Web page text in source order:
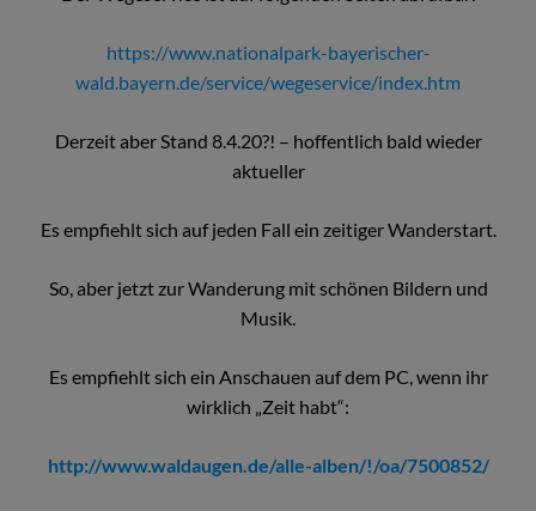
https://www.nationalpark-bayerischer-
wald.bayern.de/service/wegeservice/index.htm
Derzeit aber Stand 8.4.20?! – hoffentlich bald wieder
aktueller
Es empfiehlt sich auf jeden Fall ein zeitiger Wanderstart.
So, aber jetzt zur Wanderung mit schönen Bildern und
Musik.
Es empfiehlt sich ein Anschauen auf dem PC, wenn ihr
wirklich „Zeit habt“:
http://www.waldaugen.de/alle-alben/!/oa/7500852/